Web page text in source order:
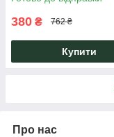
380 ₴ 762 ₴
Купити
Про нас